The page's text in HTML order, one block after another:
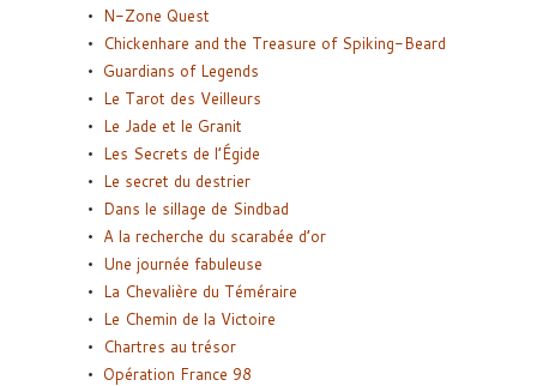
N-Zone Quest
Chickenhare and the Treasure of Spiking-Beard
Guardians of Legends
Le Tarot des Veilleurs
Le Jade et le Granit
Les Secrets de l’Égide
Le secret du destrier
Dans le sillage de Sindbad
A la recherche du scarabée d’or
Une journée fabuleuse
La Chevalière du Téméraire
Le Chemin de la Victoire
Chartres au trésor
Opération France 98